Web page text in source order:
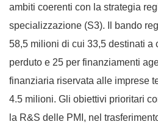
ambiti coerenti con la strategia
specializzazione (S3). Il bando
58,5 milioni di cui 33,5 destinati a
perduto e 25 per finanziamenti
finanziaria riservata alle imprese
4.5 milioni. Gli obiettivi prioritari
la R&S delle PMI, nel